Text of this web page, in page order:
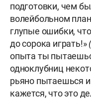
подготовки, чем
волейбольном
глупые ошибки,
до сорока играть!»
опыта ты
одноклубниц
рьяно пытаешься
кажется, что это